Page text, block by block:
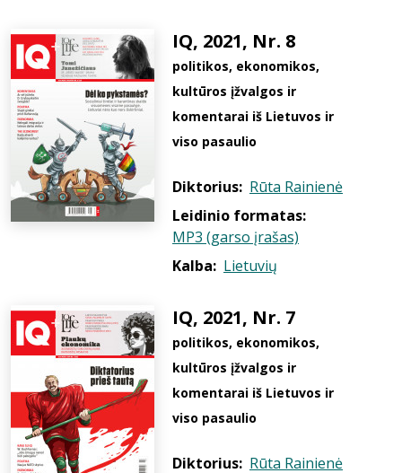
IQ, 2021, Nr. 8
politikos, ekonomikos,
kultūros įžvalgos ir
komentarai iš Lietuvos ir
viso pasaulio
Diktorius: Rūta Rainienė
Leidinio formatas:
MP3 (garso įrašas)
Kalba: Lietuvių
IQ, 2021, Nr. 7
politikos, ekonomikos,
kultūros įžvalgos ir
komentarai iš Lietuvos ir
viso pasaulio
Diktorius: Rūta Rainienė